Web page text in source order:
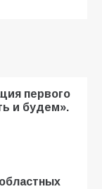
первого
и будем».